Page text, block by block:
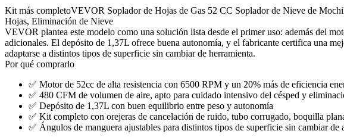
Kit más completoVEVOR Soplador de Hojas de Gas 52 CC Soplador de Nieve de
Hojas, Eliminación de Nieve
VEVOR plantea este modelo como una solución lista desde el primer uso: además del
adicionales. El depósito de 1,37L ofrece buena autonomía, y el fabricante certifica una
adaptarse a distintos tipos de superficie sin cambiar de herramienta.
Por qué comprarlo
✅ Motor de 52cc de alta resistencia con 6500 RPM y un 20% más de eficiencia
✅ 480 CFM de volumen de aire, apto para cuidado intensivo del césped y
✅ Depósito de 1,37L con buen equilibrio entre peso y autonomía
✅ Kit completo con orejeras de cancelación de ruido, tubo corrugado, boquilla
✅ Ángulos de manguera ajustables para distintos tipos de superficie sin cambiar de